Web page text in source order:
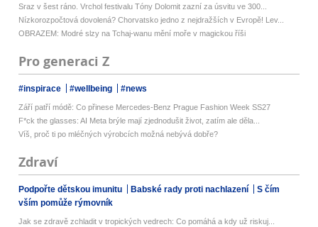
Sraz v šest ráno. Vrchol festivalu Tóny Dolomit zazní za úsvitu ve 300...
Nízkorozpočtová dovolená? Chorvatsko jedno z nejdražších v Evropě! Lev...
OBRAZEM: Modré slzy na Tchaj-wanu mění moře v magickou říši
Pro generaci Z
#inspirace #wellbeing #news
Září patří módě: Co přinese Mercedes-Benz Prague Fashion Week SS27
F*ck the glasses: AI Meta brýle mají zjednodušit život, zatím ale děla...
Víš, proč ti po mléčných výrobcích možná nebývá dobře?
Zdraví
Podpořte dětskou imunitu Babské rady proti nachlazení
S čím
vším pomůže rýmovník
Jak se zdravě zchladit v tropických vedrech: Co pomáhá a kdy už riskuj...